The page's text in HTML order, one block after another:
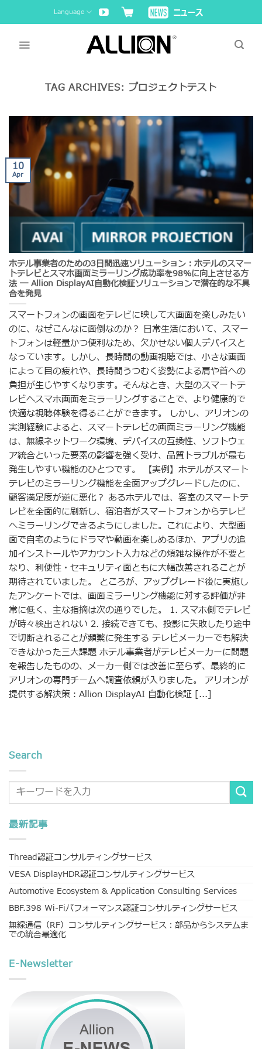
to
Language
TAG ARCHIVES: プロジェクトテスト
ホテル事業者のための3日間迅速ソリューション：ホテルのスマー
トテレビとスマホ画面ミラーリング成功率を98%に向上させる方
法 ― Allion DisplayAI自動化検証ソリューションで潜在的な不具
合を発見
スマートフォンの画面をテレビに映して大画面を楽しみたい
のに、なぜこんなに面倒なのか？ 日常生活において、スマー
トフォンは軽量かつ便利なため、欠かせない個人デバイスと
なっています。しかし、長時間の動画視聴では、小さな画面
によって目の疲れや、長時間うつむく姿勢による肩や首への
負担が生じやすくなります。そんなとき、大型のスマートテ
レビへスマホ画面をミラーリングすることで、より健康的で
快適な視聴体験を得ることができます。 しかし、アリオンの
実測経験によると、スマートテレビの画面ミラーリング機能
は、無線ネットワーク環境、デバイスの互換性、ソフトウェ
ア統合といった要素の影響を強く受け、品質トラブルが最も
発生しやすい機能のひとつです。 【実例】ホテルがスマート
テレビのミラーリング機能を全面アップグレードしたのに、
顧客満足度が逆に悪化？ あるホテルでは、客室のスマートテ
レビを全面的に刷新し、宿泊者がスマートフォンからテレビ
へミラーリングできるようにしました。これにより、大型画
面で自宅のようにドラマや動画を楽しめるほか、アプリの追
加インストールやアカウント入力などの煩雑な操作が不要と
なり、利便性・セキュリティ面ともに大幅改善されることが
期待されていました。 ところが、アップグレード後に実施し
たアンケートでは、画面ミラーリング機能に対する評価が非
常に低く、主な指摘は次の通りでした。 1. スマホ側でテレビ
が時々検出されない 2. 接続できても、投影に失敗したり途中
で切断されることが頻繁に発生する テレビメーカーでも解決
できなかった三大課題 ホテル事業者がテレビメーカーに問題
を報告したものの、メーカー側では改善に至らず、最終的に
アリオンの専門チームへ調査依頼が入りました。 アリオンが
提供する解決策：Allion DisplayAI 自動化検証 [...]
10
Apr
Search
最新記事
Thread認証コンサルティングサービス
VESA DisplayHDR認証コンサルティングサービス
Automotive Ecosystem & Application Consulting Services
BBF.398 Wi-Fiパフォーマンス認証コンサルティングサービス
無線通信（RF）コンサルティングサービス：部品からシステムま
での統合最適化
E-Newsletter